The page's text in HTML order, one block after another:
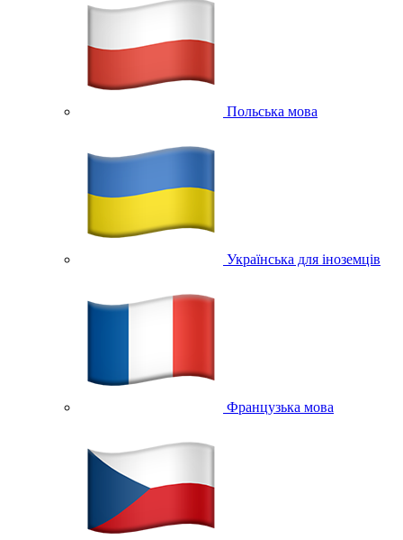
Польська мова
Українська для іноземців
Французька мова